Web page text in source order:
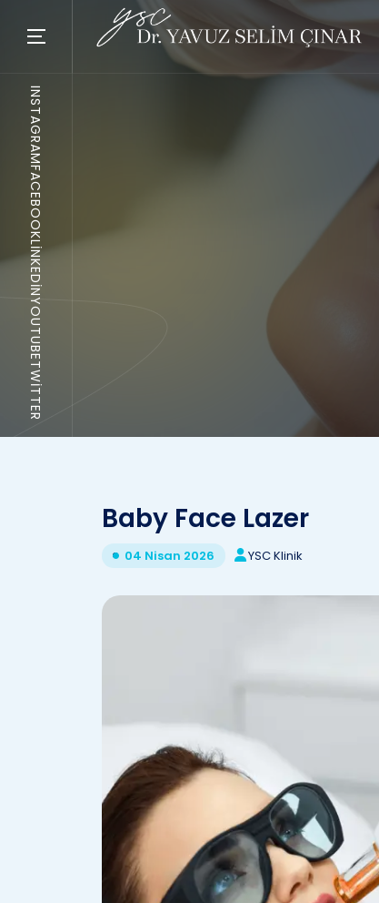
INSTAGRAM
FACEBOOK
LINKEDIN
YOUTUBE
TWITTER
Baby Face Lazer
04 Nisan 2026 YSC Klinik